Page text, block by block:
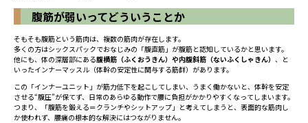
腹筋が弱いってどういうことか
そもそも腹筋という筋肉は、複数の筋肉が存在します。
多くの方はシックスパックでおなじみの「腹直筋」が腹筋と認知しているかと思います。
他にも、体の深層部にある腹横筋（ふくおうきん）や内腹斜筋（ないふくしゃきん） 、と
いったインナーマッスル（体幹の安定性に関与する筋群）があります。
この「インナーユニット」が筋力低下を起こしてしまい、うまく働かないと、体幹を安定
させる“腹圧”が保てず、日常のあらゆる動作で腰に負担がかかりやすくなってしまいます。
つまり、「腹筋を鍛える＝クランチやシットアップ」と考えてしまうと、表面的な筋肉し
か使われず、腰痛の根本的な解決にはつながりません。